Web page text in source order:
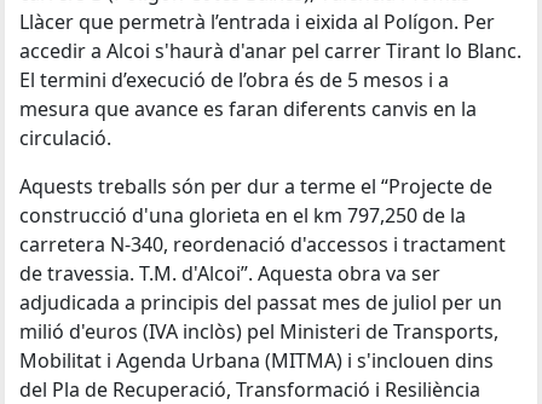
Llàcer que permetrà l’entrada i eixida al Polígon. Per
accedir a Alcoi s'haurà d'anar pel carrer Tirant lo Blanc.
El termini d’execució de l’obra és de 5 mesos i a
mesura que avance es faran diferents canvis en la
circulació.
Aquests treballs són per dur a terme el “Projecte de
construcció d'una glorieta en el km 797,250 de la
carretera N‐340, reordenació d'accessos i tractament
de travessia. T.M. d'Alcoi”. Aquesta obra va ser
adjudicada a principis del passat mes de juliol per un
milió d'euros (IVA inclòs) pel Ministeri de Transports,
Mobilitat i Agenda Urbana (MITMA) i s'inclouen dins
del Pla de Recuperació, Transformació i Resiliència